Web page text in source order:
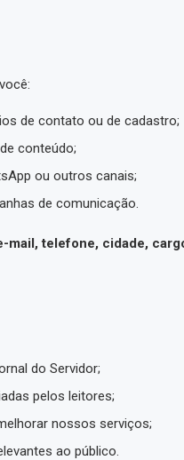
de contato ou de cadastro;
conteúdo;
ou outros canais;
de comunicação.
mail, telefone, cidade,
do Servidor;
pelos leitores;
nossos serviços;
ao público.